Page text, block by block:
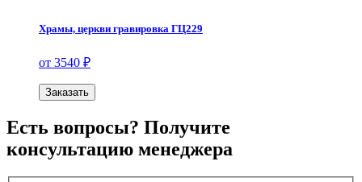
Храмы, церкви гравировка ГЦ229
от 3540 ₽
Заказать
Есть вопросы? Получите
консультацию менеджера